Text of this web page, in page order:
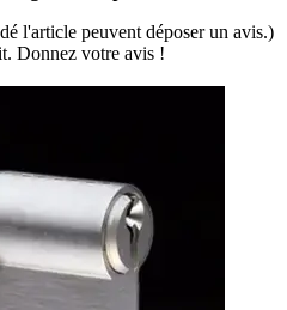
l'article peuvent déposer un avis.)
Donnez votre avis !